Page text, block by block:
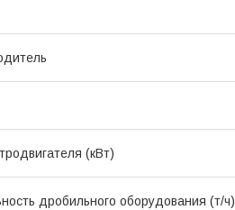
(кВт)
дробильного оборудования (т/ч)